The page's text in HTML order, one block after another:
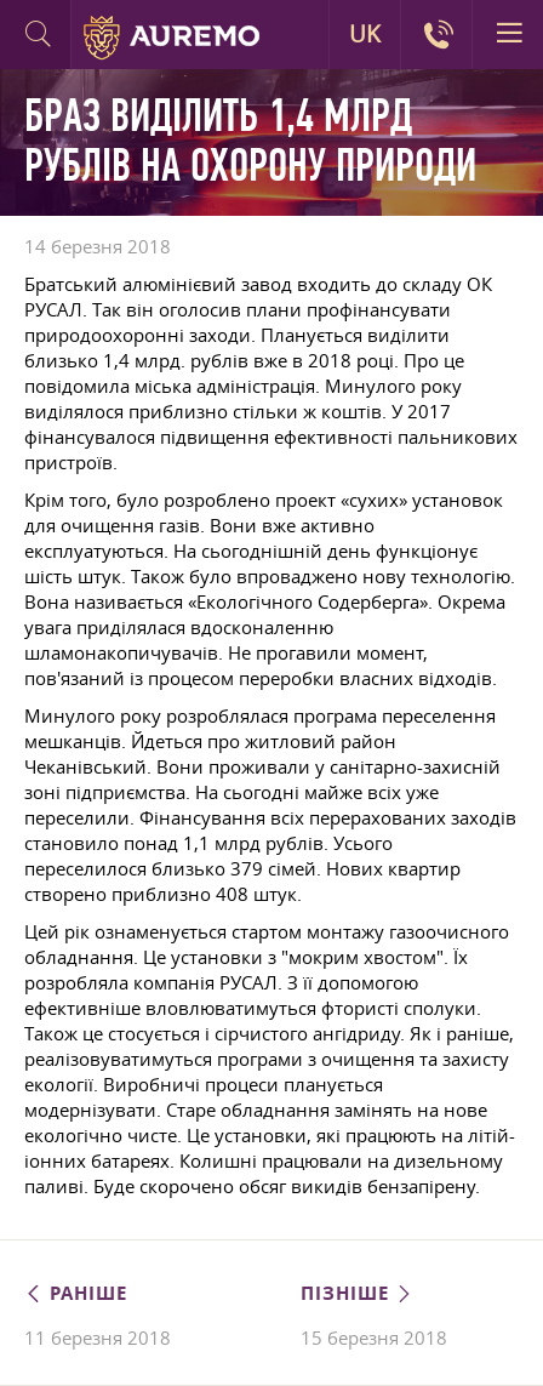
БРАЗ ВИДІЛИТЬ 1,4 МЛРД
РУБЛІВ НА ОХОРОНУ ПРИРОДИ
14 березня 2018
Братський алюмінієвий завод входить до складу ОК
РУСАЛ. Так він оголосив плани профінансувати
природоохоронні заходи. Планується виділити
близько 1,4 млрд. рублів вже в 2018 році. Про це
повідомила міська адміністрація. Минулого року
виділялося приблизно стільки ж коштів. У 2017
фінансувалося підвищення ефективності пальникових
пристроїв.
Крім того, було розроблено проект «сухих» установок
для очищення газів. Вони вже активно
експлуатуються. На сьогоднішній день функціонує
шість штук. Також було впроваджено нову технологію.
Вона називається «Екологічного Содерберга». Окрема
увага приділялася вдосконаленню
шламонакопичувачів. Не прогавили момент,
пов'язаний із процесом переробки власних відходів.
Минулого року розроблялася програма переселення
мешканців. Йдеться про житловий район
Чеканівський. Вони проживали у санітарно-захисній
зоні підприємства. На сьогодні майже всіх уже
переселили. Фінансування всіх перерахованих заходів
становило понад 1,1 млрд рублів. Усього
переселилося близько 379 сімей. Нових квартир
створено приблизно 408 штук.
Цей рік ознаменується стартом монтажу газоочисного
обладнання. Це установки з "мокрим хвостом". Їх
розробляла компанія РУСАЛ. З її допомогою
ефективніше вловлюватимуться фтористі сполуки.
Також це стосується і сірчистого ангідриду. Як і раніше,
реалізовуватимуться програми з очищення та захисту
екології. Виробничі процеси планується
модернізувати. Старе обладнання замінять на нове
екологічно чисте. Це установки, які працюють на літій-
іонних батареях. Колишні працювали на дизельному
паливі. Буде скорочено обсяг викидів бензапірену.
РАНІШЕ
11 березня 2018
ПІЗНІШЕ
15 березня 2018
UK